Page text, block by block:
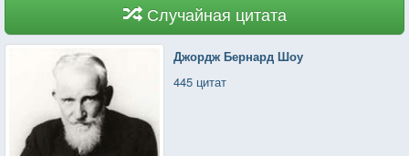
Случайная цитата
Джордж Бернард Шоу
445 цитат